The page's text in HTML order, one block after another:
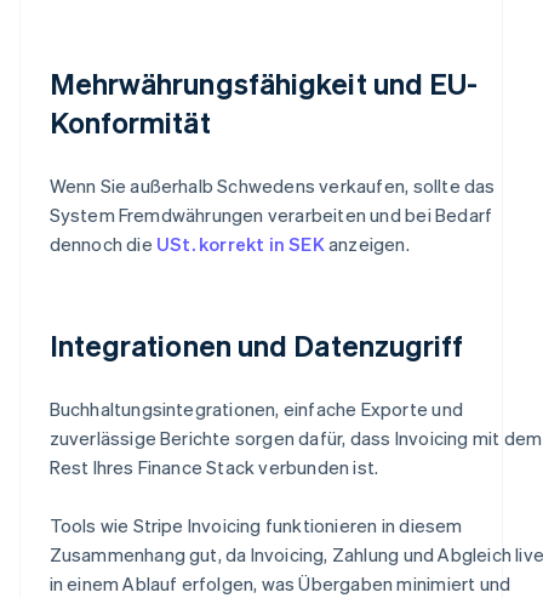
Mehrwährungsfähigkeit und EU-
Konformität
Wenn Sie außerhalb Schwedens verkaufen, sollte das
System Fremdwährungen verarbeiten und bei Bedarf
dennoch die USt. korrekt in SEKanzeigen.
Integrationen und Datenzugriff
Buchhaltungsintegrationen, einfache Exporte und
zuverlässige Berichte sorgen dafür, dass Invoicing mit dem
Rest Ihres Finance Stack verbunden ist.
Tools wie Stripe Invoicing funktionieren in diesem
Zusammenhang gut, da Invoicing, Zahlung und Abgleich live
in einem Ablauf erfolgen, was Übergaben minimiert und